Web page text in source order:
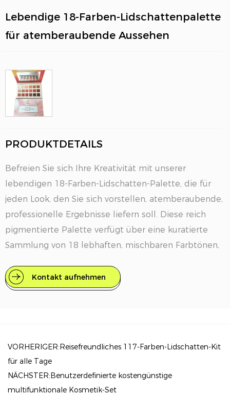
Lebendige 18-Farben-Lidschattenpalette
für atemberaubende Aussehen
PRODUKTDETAILS
Befreien Sie sich Ihre Kreativität mit unserer
lebendigen 18-Farben-Lidschatten-Palette, die für
jeden Look, den Sie sich vorstellen, atemberaubende,
professionelle Ergebnisse liefern soll. Diese reich
pigmentierte Palette verfügt über eine kuratierte
Sammlung von 18 lebhaften, mischbaren Farbtönen,
bis hin zu täglichen Verschleiß oder dramatischen
Transformationen reichen. Egal, ob Sie ein rauchiges
Jeder Lidschatten in der Palette führt strenge 18-
Farben-Inspektionen durch und entspricht den US-
amerikanischen FDA-Standards voll und ganz, um
Kontakt aufnehmen
VORHERIGER:Reisefreundliches 117-Farben-Lidschatten-Kit
für alle Tage
NÄCHSTER:Benutzerdefinierte kostengünstige
multifunktionale Kosmetik-Set